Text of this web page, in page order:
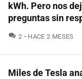
kWh. Pero nos
preguntas sin
2 COMENTARIOS
HACE 2 MESES
Miles de Tesla